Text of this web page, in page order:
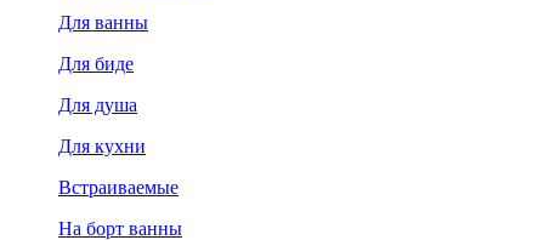
Для ванны
Для биде
Для душа
Для кухни
Встраиваемые
На борт ванны